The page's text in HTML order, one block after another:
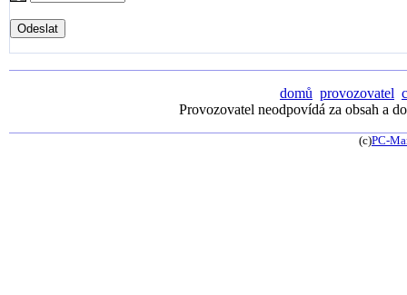
domů provozovatel
Provozovatel neodpovídá za obsah a
(c)PC-